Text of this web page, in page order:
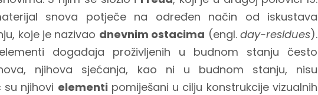
snova potječe na određen način od iskustava
koje je nazivao dnevnim ostacima (engl.day-residues).
događaja proživljenih u budnom stanju često
njihova sjećanja, kao ni u budnom stanju, nisu
njihovi elementi pomiješani u cilju konstrukcije vizualnih